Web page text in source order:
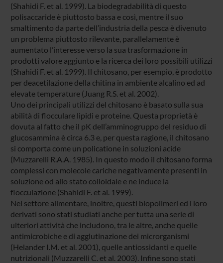
(Shahidi F. et al. 1999). La biodegradabilità di questo
polisaccaride è piuttosto bassa e così, mentre il suo
smaltimento da parte dell’industria della pesca è divenuto
un problema piuttosto rilevante, parallelamente è
aumentato l’interesse verso la sua trasformazione in
prodotti valore aggiunto e la ricerca dei loro possibili utilizzi
(Shahidi F. et al. 1999). Il chitosano, per esempio, è prodotto
per deacetilazione della chitina in ambiente alcalino ed ad
elevate temperature (Juang R.S. et al. 2002).
Uno dei principali utilizzi del chitosano è basato sulla sua
abilità di flocculare lipidi e proteine. Questa proprietà è
dovuta al fatto che il pK dell’amminogruppo del residuo di
glucosammina è circa 6.3 e, per questa ragione, il chitosano
si comporta come un policatione in soluzioni acide
(Muzzarelli R.A.A. 1985). In questo modo il chitosano forma
complessi con molecole cariche negativamente presenti in
soluzione od allo stato colloidale e ne induce la
flocculazione (Shahidi F. et al. 1999).
Nel settore alimentare, inoltre, questi biopolimeri ed i loro
derivati sono stati studiati anche per tutta una serie di
ulteriori attività che includono, tra le altre, anche quelle
antimicrobiche e di agglutinazione dei microrganismi
(Helander I.M. et al. 2001), quelle antiossidanti e quelle
nutrizionali (Muzzarelli C. et al. 2003). Infine sono stati